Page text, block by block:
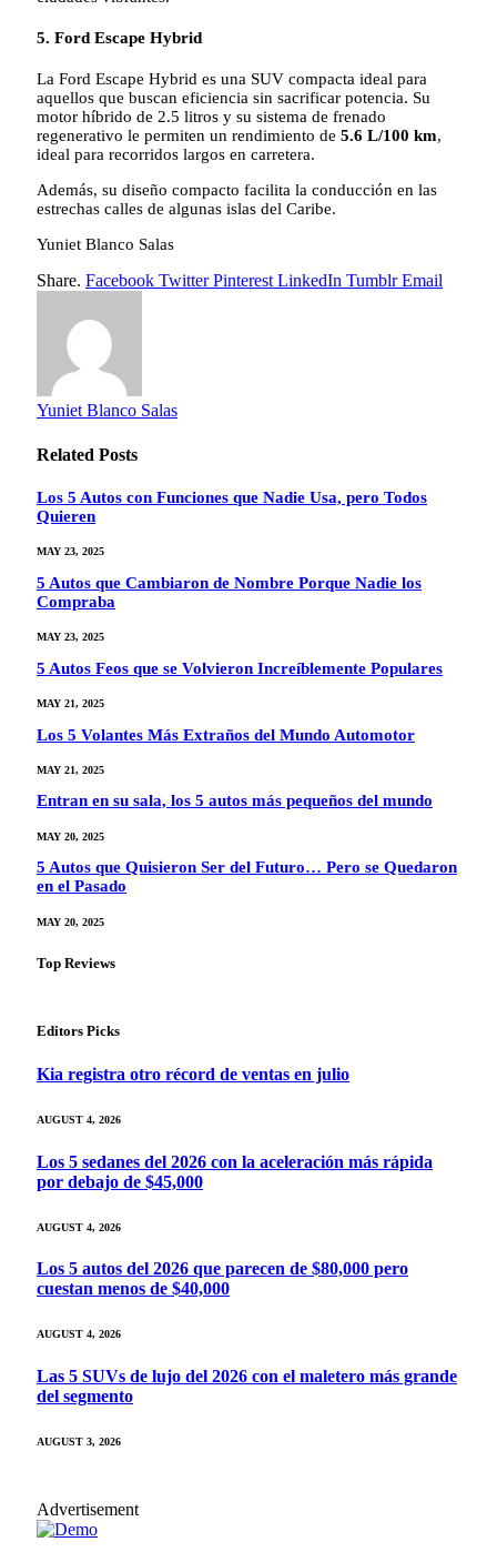
5. Ford Escape Hybrid
La Ford Escape Hybrid es una SUV compacta ideal para
aquellos que buscan eficiencia sin sacrificar potencia. Su
motor híbrido de 2.5 litros y su sistema de frenado
regenerativo le permiten un rendimiento de 5.6 L/100 km,
ideal para recorridos largos en carretera.
Además, su diseño compacto facilita la conducción en las
estrechas calles de algunas islas del Caribe.
Yuniet Blanco Salas
Share. Facebook Twitter Pinterest LinkedIn Tumblr Email
Yuniet Blanco Salas
Related Posts
Los 5 Autos con Funciones que Nadie Usa, pero Todos
Quieren
MAY 23, 2025
5 Autos que Cambiaron de Nombre Porque Nadie los
Compraba
MAY 23, 2025
5 Autos Feos que se Volvieron Increíblemente Populares
MAY 21, 2025
Los 5 Volantes Más Extraños del Mundo Automotor
MAY 21, 2025
Entran en su sala, los 5 autos más pequeños del mundo
MAY 20, 2025
5 Autos que Quisieron Ser del Futuro… Pero se Quedaron
en el Pasado
MAY 20, 2025
Top Reviews
Editors Picks
Kia registra otro récord de ventas en julio
AUGUST 4, 2026
Los 5 sedanes del 2026 con la aceleración más rápida
por debajo de $45,000
AUGUST 4, 2026
Los 5 autos del 2026 que parecen de $80,000 pero
cuestan menos de $40,000
AUGUST 4, 2026
Las 5 SUVs de lujo del 2026 con el maletero más grande
del segmento
AUGUST 3, 2026
Advertisement